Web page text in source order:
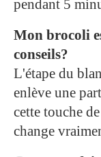
pendant 5
Mon brocoli
conseils?
L'étape du
enlève une
cette touche
change